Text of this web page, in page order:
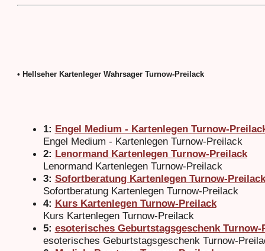
• Hellseher Kartenleger Wahrsager Turnow-Preilack
1: Engel Medium - Kartenlegen Turnow-
Engel Medium - Kartenlegen Turnow-Preilack
2: Lenormand Kartenlegen Turnow-Preilack
Lenormand Kartenlegen Turnow-Preilack
3: Sofortberatung Kartenlegen Turnow-Preilack
Sofortberatung Kartenlegen Turnow-Preilack
4: Kurs Kartenlegen Turnow-Preilack
Kurs Kartenlegen Turnow-Preilack
5: esoterisches Geburtstagsgeschenk Turnow-
esoterisches Geburtstagsgeschenk Turnow-